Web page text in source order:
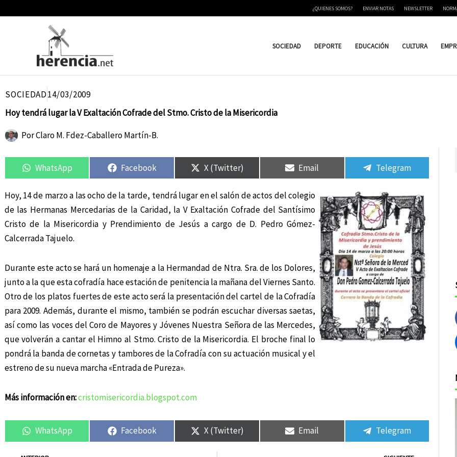
¿QUIENES SOMOS? ENVIAR NOTAS NEWSLETTER
SOCIEDAD DEPORTE EDUCACIÓN CULTURA
SOCIEDAD14/03/2009
Hoy tendrá lugar la V Exaltación Cofrade del Stmo. Cristo de la Misericordia
PorClaro M. Fdez-Caballero Martín-B.
en
WhatsApp
en
Facebook
en
X (Twitter)
en
Email
en
Telegram
Hoy, 14 de marzo a las ocho de la tarde, tendrá lugar en el salón de actos del colegio
de las Hermanas Mercedarias de la Caridad, la V Exaltación Cofrade del Santísimo
Cristo de la Misericordia y Prendimiento de Jesús a cargo de D. Pedro Gómez-
Calcerrada Tajuelo.
Durante este acto se hará un homenaje a la Hermandad de Ntra. Sra. de los Dolores,
junto a la que esta cofradía hace estación de penitencia la mañana del Viernes Santo.
Otro de los platos fuertes de este acto será la presentación del cartel de la Cofradía
para 2009. Además, durante el mismo, también se podrán escuchar diversas saetas,
así como las voces del Coro de Mayores y Jóvenes Nuestra Señora de las Mercedes,
que volverán a cantar el Himno al Stmo. Cristo de la Misericordia. El broche final lo
pondrá la banda de cornetas y tambores de la Cofradía con su actuación musical y el
estreno de su nueva marcha «Entrada de Pureza».
Más información en:cristomisericordia.blogspot.com
en
WhatsApp
en
Facebook
en
X (Twitter)
en
Email
en
Telegram